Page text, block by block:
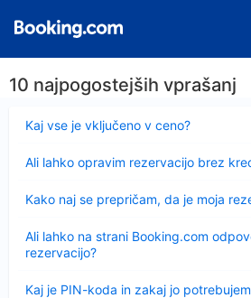
10 najpogostejših vprašanj
Kaj vse je vključeno v ceno?
Ali lahko opravim rezervacijo brez
Kako naj se prepričam, da je moja
Ali lahko na strani Booking.com
rezervacijo?
Kaj je PIN-koda in zakaj jo